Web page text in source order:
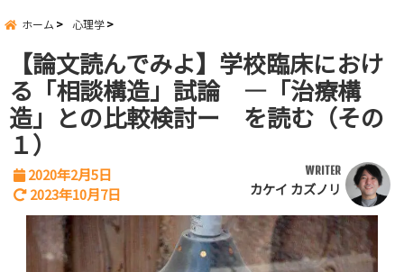
ホーム 心理学
【論文読んでみよ】学校臨床におけ
る「相談構造」試論 ―「治療構
造」との比較検討ー を読む（その
１）
2020年2月5日
2023年10月7日
WRITER
カケイ カズノリ